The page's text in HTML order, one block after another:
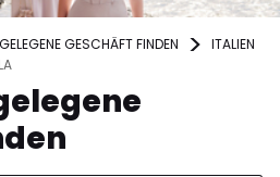
GESCHÄFT FINDEN
ITALIEN